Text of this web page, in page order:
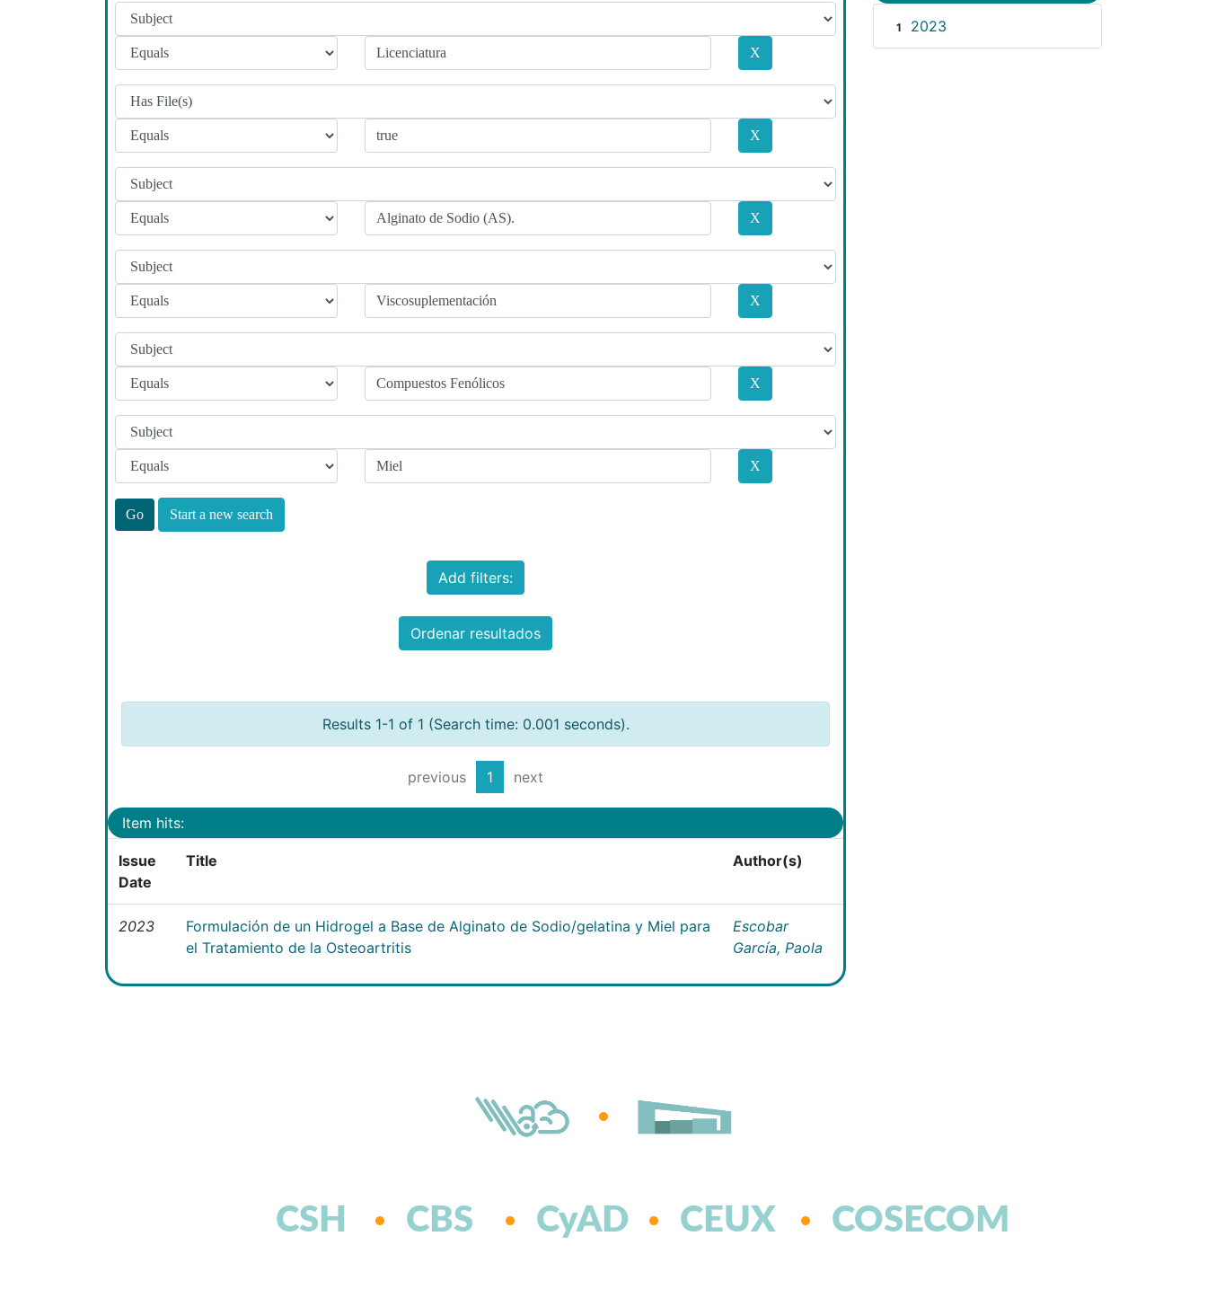
Start a new search
Add filters:
Ordenar resultados
Results 1-1 of 1 (Search time: 0.001 seconds).
previous 1 next
Item hits:
Issue
Date
Title Author(s)
2023
Formulación de un Hidrogel a Base de Alginato de Sodio/gelatina y Miel para
el Tratamiento de la Osteoartritis
Escobar
García, Paola
1 2023
CSH CBS CyAD CEUX COSECOM